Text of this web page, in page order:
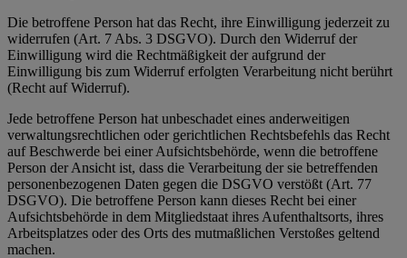
Die betroffene Person hat das Recht, ihre Einwilligung jederzeit zu
widerrufen (Art. 7 Abs. 3 DSGVO). Durch den Widerruf der
Einwilligung wird die Rechtmäßigkeit der aufgrund der
Einwilligung bis zum Widerruf erfolgten Verarbeitung nicht berührt
(Recht auf Widerruf).
Jede betroffene Person hat unbeschadet eines anderweitigen
verwaltungsrechtlichen oder gerichtlichen Rechtsbefehls das Recht
auf Beschwerde bei einer Aufsichtsbehörde, wenn die betroffene
Person der Ansicht ist, dass die Verarbeitung der sie betreffenden
personenbezogenen Daten gegen die DSGVO verstößt (Art. 77
DSGVO). Die betroffene Person kann dieses Recht bei einer
Aufsichtsbehörde in dem Mitgliedstaat ihres Aufenthaltsorts, ihres
Arbeitsplatzes oder des Orts des mutmaßlichen Verstoßes geltend
machen.